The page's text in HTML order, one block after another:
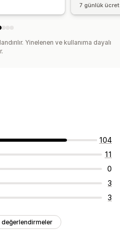
7 günlük
Yinelenen ve kullanıma dayalı
104
11
0
3
3
değerlendirmeler